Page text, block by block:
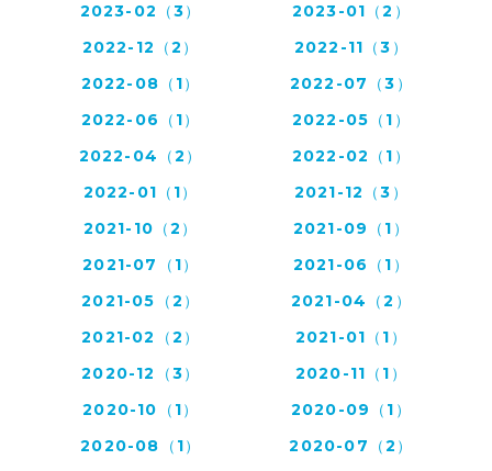
2023-02（3）
2023-01（2）
2022-12（2）
2022-11（3）
2022-08（1）
2022-07（3）
2022-06（1）
2022-05（1）
2022-04（2）
2022-02（1）
2022-01（1）
2021-12（3）
2021-10（2）
2021-09（1）
2021-07（1）
2021-06（1）
2021-05（2）
2021-04（2）
2021-02（2）
2021-01（1）
2020-12（3）
2020-11（1）
2020-10（1）
2020-09（1）
2020-08（1）
2020-07（2）